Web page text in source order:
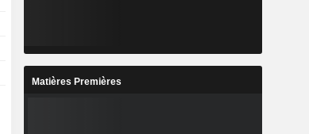
Matières Premières